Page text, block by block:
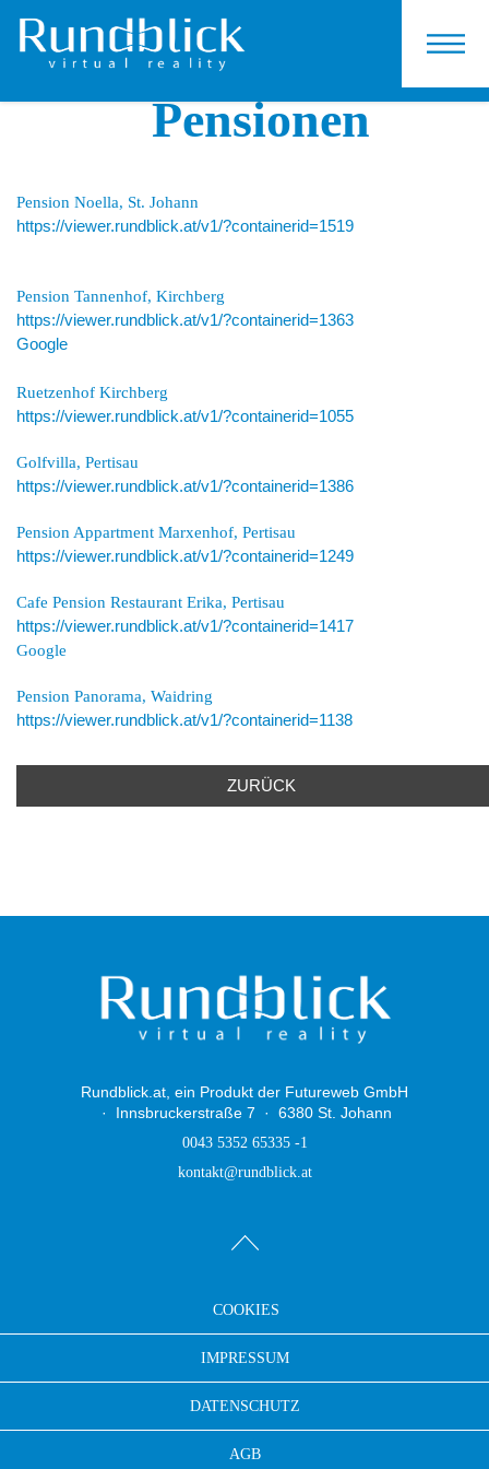
Pensionen
Pension Noella, St. Johann
https://viewer.rundblick.at/v1/?containerid=1519
Pension Tannenhof, Kirchberg
https://viewer.rundblick.at/v1/?containerid=1363
Google
Ruetzenhof Kirchberg
https://viewer.rundblick.at/v1/?containerid=1055
Golfvilla, Pertisau
https://viewer.rundblick.at/v1/?containerid=1386
Pension Appartment Marxenhof, Pertisau
https://viewer.rundblick.at/v1/?containerid=1249
Cafe Pension Restaurant Erika, Pertisau
https://viewer.rundblick.at/v1/?containerid=1417
Google
Pension Panorama, Waidring
https://viewer.rundblick.at/v1/?containerid=1138
ZURÜCK
Rundblick.at, ein Produkt der Futureweb GmbH
Innsbruckerstraße 7
6380 St. Johann
0043 5352 65335 -1
kontakt@rundblick.at
COOKIES
IMPRESSUM
DATENSCHUTZ
AGB